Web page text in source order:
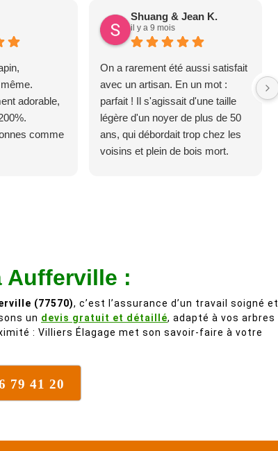
adorable,
comme
Shuang & Jean K.
il y a 9 mois
On a rarement été aussi satisfait
avec un artisan. En un mot :
parfait ! Il s'agissait d'une taille
légère d'un noyer de plus de 50
ans, qui débordait trop chez les
voisins et plein de bois mort.
équipes connaissent très bien
leur métier, c'est juste une
évidence. Et en plus ils sont
vraiment sympathique. Bref,
nous recommandons à 100% !
Aufferville :
(77570), c’est l’assurance d’un travail soigné et
un devis gratuit et détaillé, adapté à vos arbres
: Villiers Élagage met son savoir-faire à votre
79 41 20